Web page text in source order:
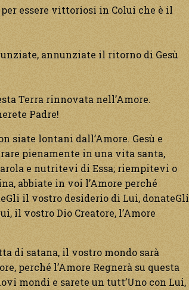
essere vittoriosi in Colui che è il
annunziate il ritorno di Gesù
Terra rinnovata nell’Amore.
Padre!
siate lontani dall’Amore. Gesù e
pienamente in una vita santa,
e nutritevi di Essa; riempitevi o
abbiate in voi l’Amore perché
il vostro desiderio di Lui, donateGli
il vostro Dio Creatore, l’Amore
di satana, il vostro mondo sarà
perché l’Amore Regnerà su questa
mondi e sarete un tutt’Uno con Lui,